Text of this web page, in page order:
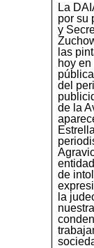
La
por su
y
las
hoy
del
de la
de
la